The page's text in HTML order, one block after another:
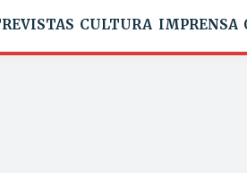
CULTURA IMPRENSA